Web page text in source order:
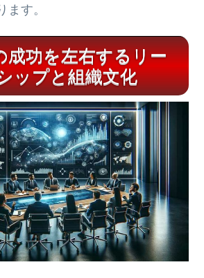
ます。
成功を左右するリー
ップと組織文化